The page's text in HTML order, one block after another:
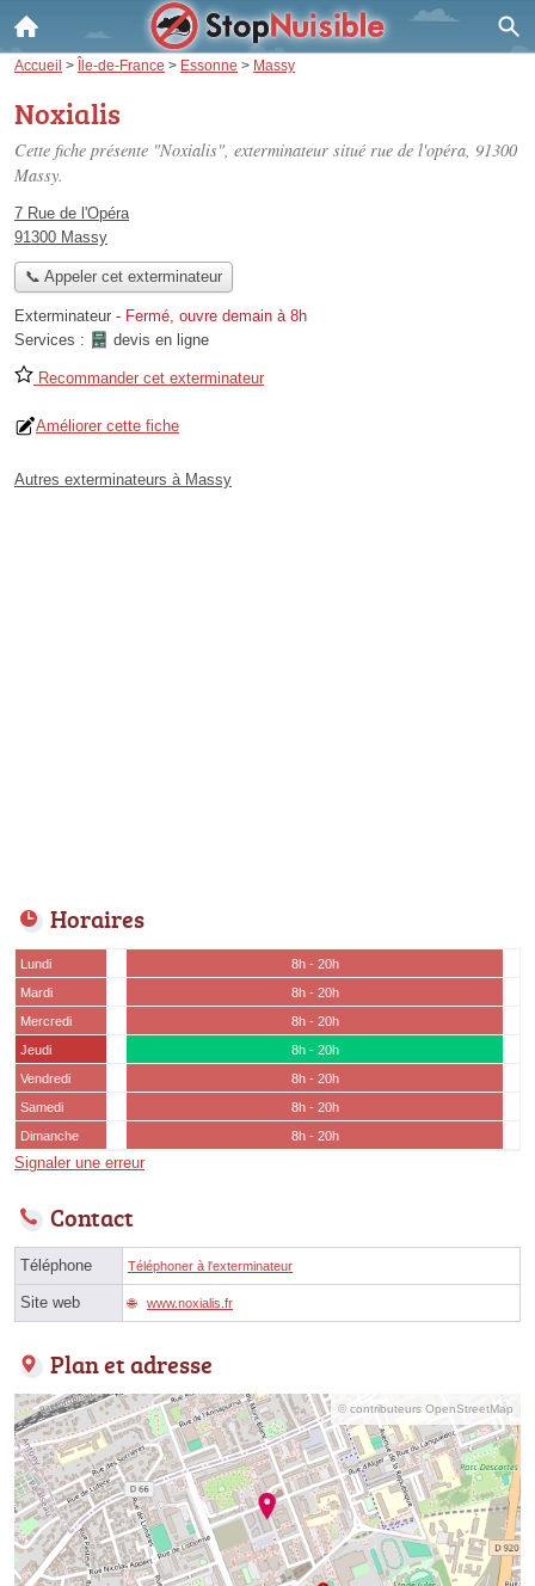
Accueil > Île-de-France > Essonne > Massy
Noxialis
Cette fiche présente "Noxialis", exterminateur situé rue de l'opéra, 91300
Massy.
7 Rue de l'Opéra
91300 Massy
📞 Appeler cet exterminateur
Exterminateur - Fermé, ouvre demain à 8h
Services :
devis en ligne
Recommander cet exterminateur
Améliorer cette fiche
Autres exterminateurs à Massy
Horaires
Lundi
8h - 20h
Mardi
8h - 20h
Mercredi
8h - 20h
Jeudi
8h - 20h
Vendredi
8h - 20h
Samedi
8h - 20h
Dimanche
8h - 20h
Signaler une erreur
Contact
Téléphone Téléphoner à l'exterminateur
Site web www.noxialis.fr
Plan et adresse
© contributeurs OpenStreetMap